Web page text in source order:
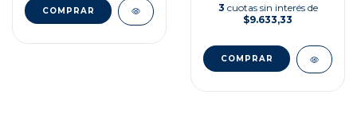
3 cuotas sin interés de
$9.633,33